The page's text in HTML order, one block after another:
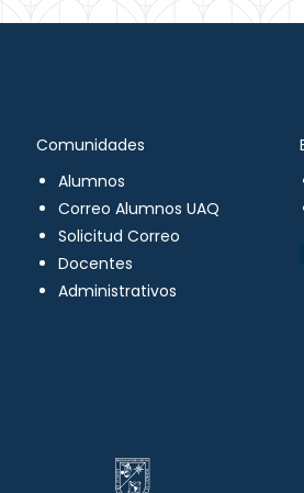
Comunidades
Alumnos
Correo Alumnos UAQ
Solicitud Correo
Docentes
Administrativos